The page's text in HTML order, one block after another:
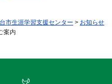
市生涯学習支援センター > お知らせ
案内